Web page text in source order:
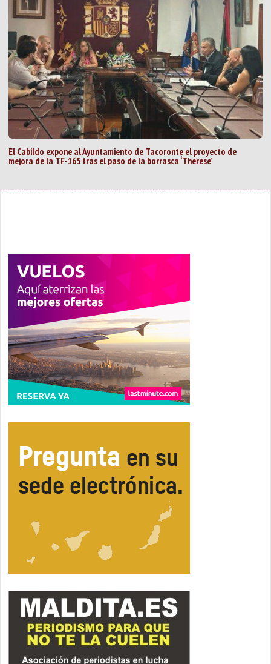
El Cabildo expone al Ayuntamiento de Tacoronte el proyecto de
mejora de la TF-165 tras el paso de la borrasca ‘Therese’